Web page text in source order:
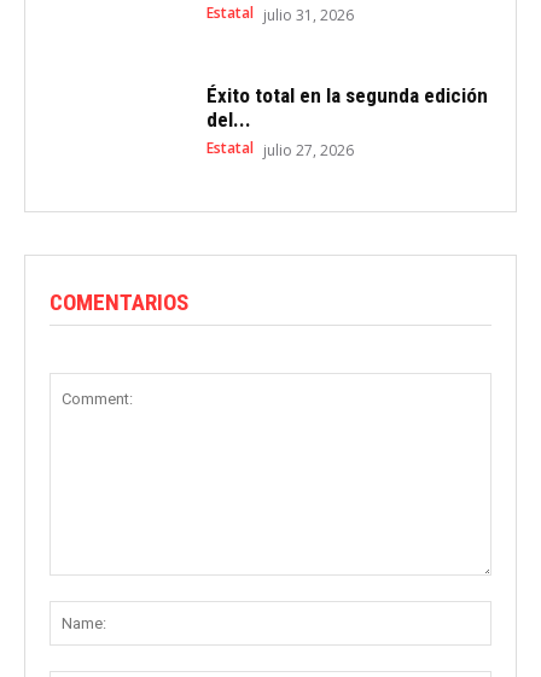
Estatal julio 31, 2026
Éxito total en la segunda edición
del...
Estatal julio 27, 2026
COMENTARIOS